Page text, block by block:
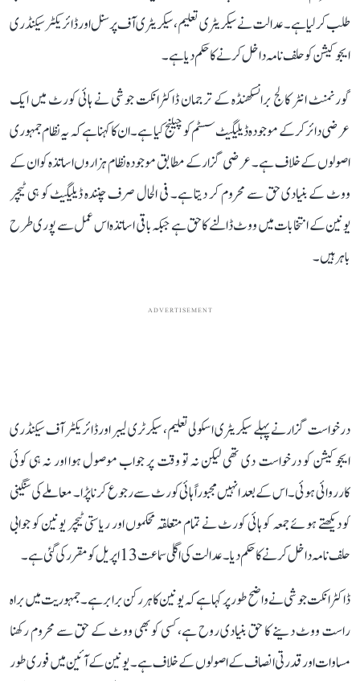
طلب کرلیا ہے۔ عدالت نے سیکریٹری تعلیم، سیکریٹری آف پرسنل اور ڈائریکٹر سیکنڈری
ایجوکیشن کو حلف نامہ داخل کرنے کا حکم دیا ہے۔
گورنمنٹ انٹر کالج برانسکھنڈہ کے ترجمان ڈاکٹرانکت جوشی نے ہائی کورٹ میں ایک
عرضی دائر کرکے موجودہ ڈیلیگیٹ سسٹم کو چیلنج کیا ہے۔ ان کا کہنا ہے کہ یہ نظام جمہوری
اصولوں کے خلاف ہے۔ عرضی گزار کے مطابق موجودہ نظام ہزاروں اساتذہ کو ان کے
ووٹ کے بنیادی حق سے محروم کر دیتا ہے۔ فی الحال صرف چنندہ ڈیلیگیٹ کو ہی ٹیچر
یونین کے انتخابات میں ووٹ ڈالنے کا حق ہے جبکہ باقی اساتذہ اس عمل سے پوری طرح
باہر ہیں۔
ADVERTISEMENT
درخواست گزار نے پہلے سیکریٹری اسکولی تعلیم، سیکرٹری لیبر اور ڈائریکٹر آف سیکنڈری
ایجوکیشن کو درخواست دی تھی لیکن نہ تو وقت پر جواب موصول ہوا اور نہ ہی کوئی
کارروائی ہوئی۔ اس کے بعد انہیں مجبوراً ہائی کورٹ سے رجوع کرنا پڑا۔ معاملے کی سنگینی
کو دیکھتے ہوئے جمعہ کو ہائی کورٹ نے تمام متعلقہ محکموں اور ریاستی ٹیچر یونین کو جوابی
حلف نامہ داخل کرنے کا حکم دیا۔ عدالت کی اگلی سماعت 13 اپریل کو مقرر کی گئی ہے۔
ڈاکٹر انکت جوشی نے واضح طور پر کہا ہے کہ یونین کا ہر رکن برابر ہے۔ جمہوریت میں براہ
راست ووٹ دینے کا حق بنیادی روح ہے، کسی کو بھی ووٹ کے حق سے محروم رکھنا
مساوات اور قدرتی انصاف کے اصولوں کے خلاف ہے۔ یونین کے آئین میں فوری طور